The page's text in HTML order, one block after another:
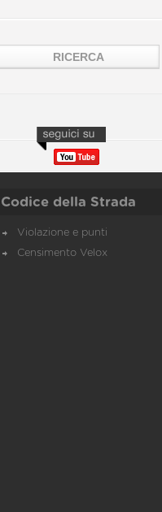
Codice della Strada
Violazione e punti
Censimento Velox